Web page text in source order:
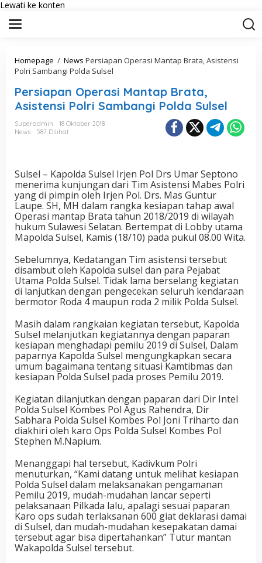
Lewati ke konten
Homepage / News Persiapan Operasi Mantap Brata, Asistensi
Polri Sambangi Polda Sulsel
Persiapan Operasi Mantap Brata,
Asistensi Polri Sambangi Polda Sulsel
Superadmin
18 Oktober 2018
News
587 Dilihat
Sulsel – Kapolda Sulsel Irjen Pol Drs Umar Septono
menerima kunjungan dari Tim Asistensi Mabes Polri
yang di pimpin oleh Irjen Pol. Drs. Mas Guntur
Laupe. SH, MH dalam rangka kesiapan tahap awal
Operasi mantap Brata tahun 2018/2019 di wilayah
hukum Sulawesi Selatan. Bertempat di Lobby utama
Mapolda Sulsel, Kamis (18/10) pada pukul 08.00 Wita.
Sebelumnya, Kedatangan Tim asistensi tersebut
disambut oleh Kapolda sulsel dan para Pejabat
Utama Polda Sulsel. Tidak lama berselang kegiatan
di lanjutkan dengan pengecekan seluruh kendaraan
bermotor Roda 4 maupun roda 2 milik Polda Sulsel.
Masih dalam rangkaian kegiatan tersebut, Kapolda
Sulsel melanjutkan kegiatannya dengan paparan
kesiapan menghadapi pemilu 2019 di Sulsel, Dalam
paparnya Kapolda Sulsel mengungkapkan secara
umum bagaimana tentang situasi Kamtibmas dan
kesiapan Polda Sulsel pada proses Pemilu 2019.
Kegiatan dilanjutkan dengan paparan dari Dir Intel
Polda Sulsel Kombes Pol Agus Rahendra, Dir
Sabhara Polda Sulsel Kombes Pol Joni Triharto dan
diakhiri oleh karo Ops Polda Sulsel Kombes Pol
Stephen M.Napium.
Menanggapi hal tersebut, Kadivkum Polri
menuturkan, “Kami datang untuk melihat kesiapan
Polda Sulsel dalam melaksanakan pengamanan
Pemilu 2019, mudah-mudahan lancar seperti
pelaksanaan Pilkada lalu, apalagi sesuai paparan
Karo ops sudah terlaksanan 600 giat deklarasi damai
di Sulsel, dan mudah-mudahan kesepakatan damai
tersebut agar bisa dipertahankan” Tutur mantan
Wakapolda Sulsel tersebut.